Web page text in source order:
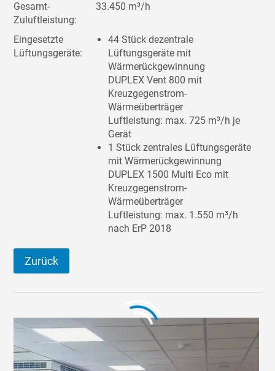
Gesamt-
Zuluftleistung:
33.450 m³/h
Eingesetzte
Lüftungsgeräte:
44 Stück dezentrale
Lüftungsgeräte mit
Wärmerückgewinnung
DUPLEX Vent 800 mit
Kreuzgegenstrom-
Wärmeüberträger
Luftleistung: max. 725 m³/h je
Gerät
1 Stück zentrales Lüftungsgeräte
mit Wärmerückgewinnung
DUPLEX 1500 Multi Eco mit
Kreuzgegenstrom-
Wärmeüberträger
Luftleistung: max. 1.550 m³/h
nach ErP 2018
Zurück